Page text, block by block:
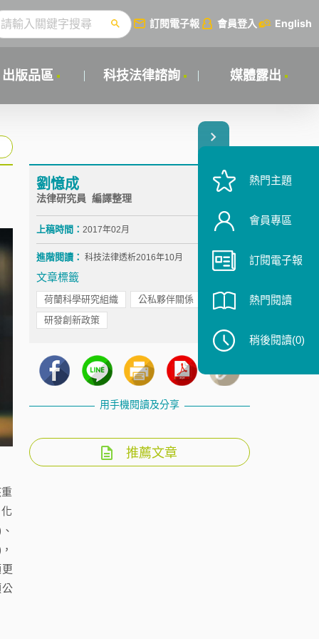
訂閱電子報 會員登入 English
出版品區 科技法律諮詢 媒體露出
劉憶成
法律研究員 編譯整理
上稿時間： 2017年02月
進階閱讀： 科技法律透析2016年10月
文章標籤
荷蘭科學研究組織
公私夥伴關係
研發創新政策
用手機閱讀及分享
推薦文章
熱門主題
會員專區
訂閱電子報
熱門閱讀
稍後閱讀(0)